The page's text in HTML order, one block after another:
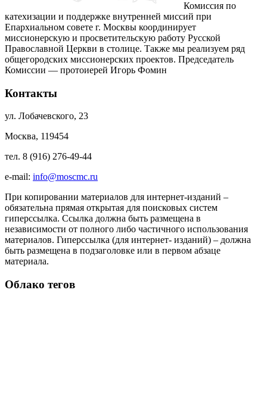
Комиссия по
катехизации и поддержке внутренней миссий при
Епархиальном совете г. Москвы координирует
миссионерскую и просветительскую работу Русской
Православной Церкви в столице. Также мы реализуем ряд
общегородских миссионерских проектов. Председатель
Комиссии — протоиерей Игорь Фомин
Контакты
ул. Лобачевского, 23
Москва, 119454
тел. 8 (916) 276-49-44
e-mail: info@moscmc.ru
При копировании материалов для интернет-изданий –
обязательна прямая открытая для поисковых систем
гиперссылка. Ссылка должна быть размещена в
независимости от полного либо частичного использования
материалов. Гиперссылка (для интернет- изданий) – должна
быть размещена в подзаголовке или в первом абзаце
материала.
Облако тегов